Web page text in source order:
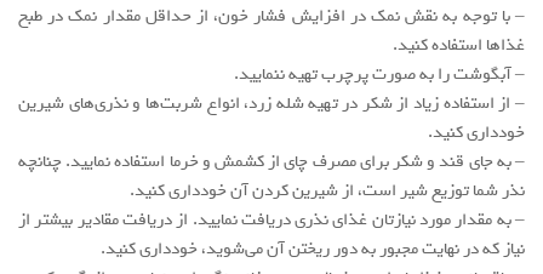
– با توجه به نقش نمک در افزایش فشار خون، از حداقل مقدار نمک در طبخ
غذاها استفاده کنید.
– آبگوشت را به صورت پرچرب تهیه ننمایید.
– از استفاده زیاد از شکر در تهیه شله زرد، انواع شربت‌ها و نذری‌های شیرین
خودداری کنید.
– به جای قند و شکر برای مصرف چای از کشمش و خرما استفاده نمایید. چنانچه
نذر شما توزیع شیر است، از شیرین کردن آن خودداری کنید.
– به مقدار مورد نیازتان غذای نذری دریافت نمایید. از دریافت مقادیر بیشتر از
نیاز که در نهایت مجبور به دور ریختن آن می‌شوید، خودداری کنید.